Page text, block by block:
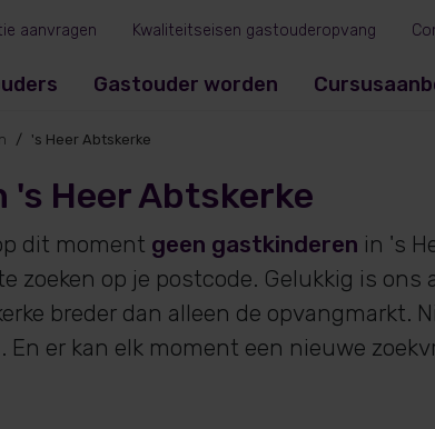
Gastouder worden
aanvragen Kwaliteitseisen gastouderopvang
's Heer Abtskerke
's Heer Abtskerke
dit moment geen gastkinderen in 's
zoeken op je postcode. Gelukkig is ons
breder dan alleen de opvangmarkt.
En er kan elk moment een nieuwe